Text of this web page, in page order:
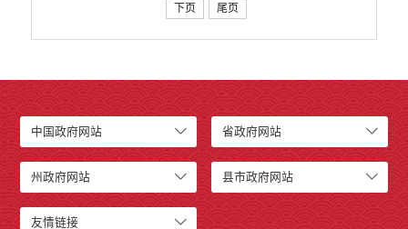
下页 尾页
中国政府网站 省政府网站
州政府网站 县市政府网站
友情链接